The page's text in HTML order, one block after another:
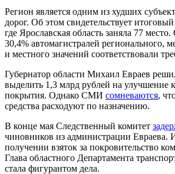
Регион является одним из худших
дорог. Об этом свидетельствует итоговый
где Ярославская область заняла 77
30,4% автомагистралей регионального,
и местного значений соответствовали
Губернатор области Михаил Евраев
выделить 1,3 млрд рублей на улучшение
покрытия. Однако СМИ сомневаются,
средства расходуют по назначению.
В конце мая Следственный комитет
чиновников из администрации Евраева.
получении взяток за покровительство
Глава областного Департамента
стала фигурантом дела.